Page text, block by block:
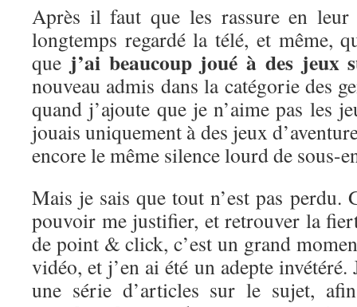
Après il faut que les rassure en leur
longtemps regardé la télé, et même,
que j’ai beaucoup joué à des jeux
nouveau admis dans la catégorie des
quand j’ajoute que je n’aime pas les
jouais uniquement à des jeux
encore le même silence lourd de sous-
Mais je sais que tout n’est pas perdu.
pouvoir me justifier, et retrouver la
de point & click, c’est un grand
vidéo, et j’en ai été un adepte
une série d’articles sur le sujet,